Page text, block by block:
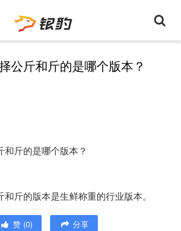
公斤和斤的是哪个版本？
斤的是哪个版本？
斤的版本是生鲜称重的行业版本。
赞 (0) 分享